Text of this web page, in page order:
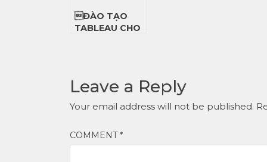
ĐÀO TẠO
TABLEAU CHO
Leave a Reply
Your email address will not be published.
COMMENT*